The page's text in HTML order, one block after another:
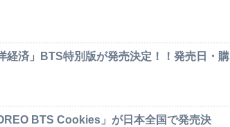
経済」BTS特別版が発売決定！！発売日・購
BTS Cookies」が日本全国で発売決